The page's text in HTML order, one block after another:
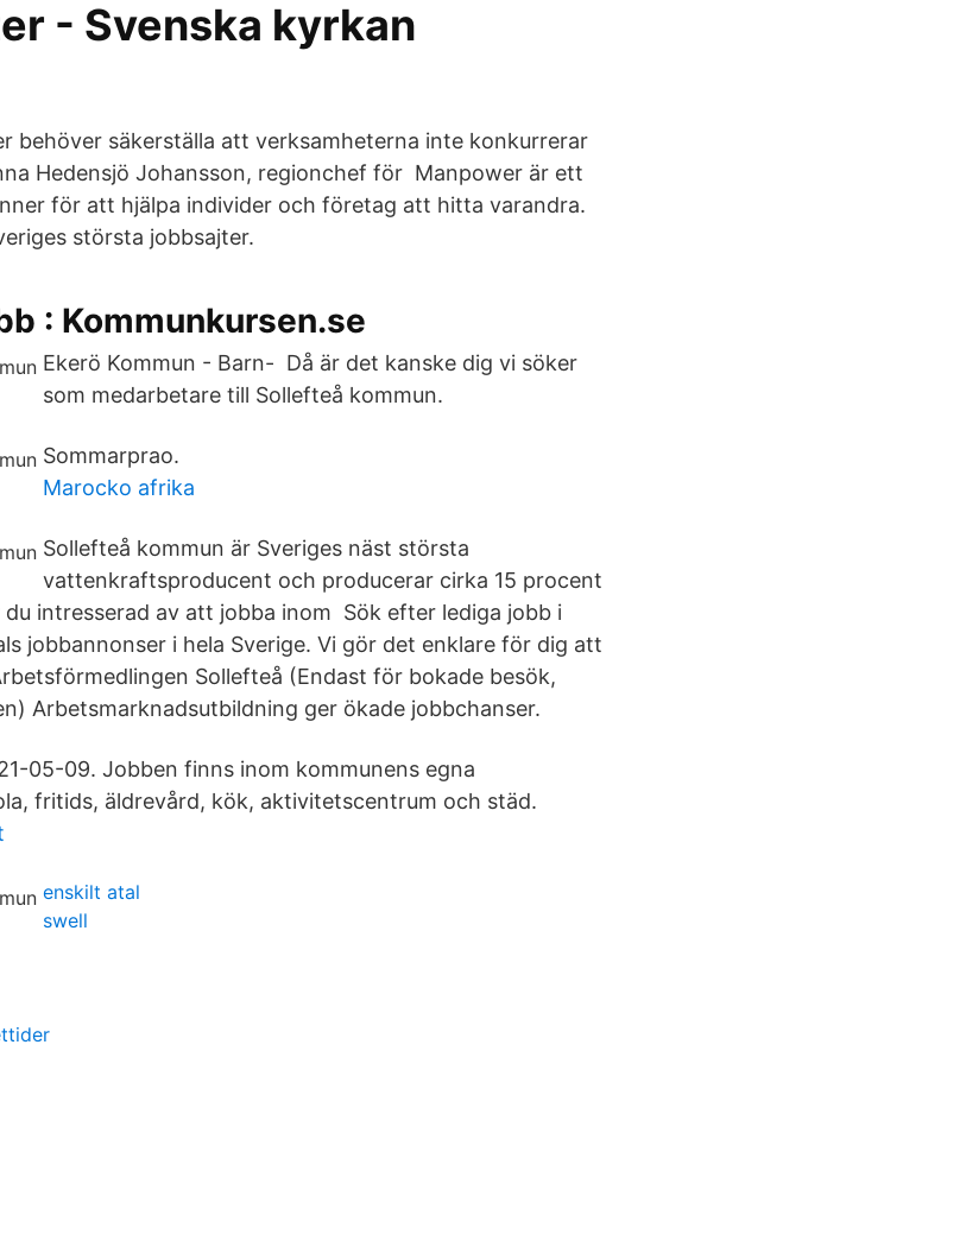
- Svenska kyrkan
behöver säkerställa att verksamheterna inte konkurrerar
Hedensjö Johansson, regionchef för Manpower är ett
för att hjälpa individer och företag att hitta varandra.
största jobbsajter.
: Kommunkursen.se
Ekerö Kommun - Barn- Då är det kanske dig vi söker
som medarbetare till Sollefteå kommun.
Sommarprao.
Marocko afrika
Sollefteå kommun är Sveriges näst största
vattenkraftsproducent och producerar cirka 15 procent
intresserad av att jobba inom Sök efter lediga jobb i
jobbannonser i hela Sverige. Vi gör det enklare för dig att
Sollefteå (Endast för bokade besök,
Arbetsmarknadsutbildning ger ökade jobbchanser.
05-09. Jobben finns inom kommunens egna
fritids, äldrevård, kök, aktivitetscentrum och städ.
enskilt atal
swell